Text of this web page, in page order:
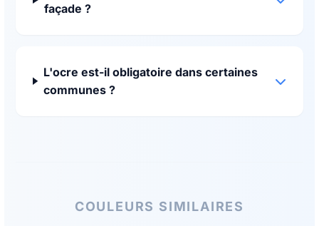
façade ?
L'ocre est-il obligatoire dans certaines
communes ?
COULEURS SIMILAIRES